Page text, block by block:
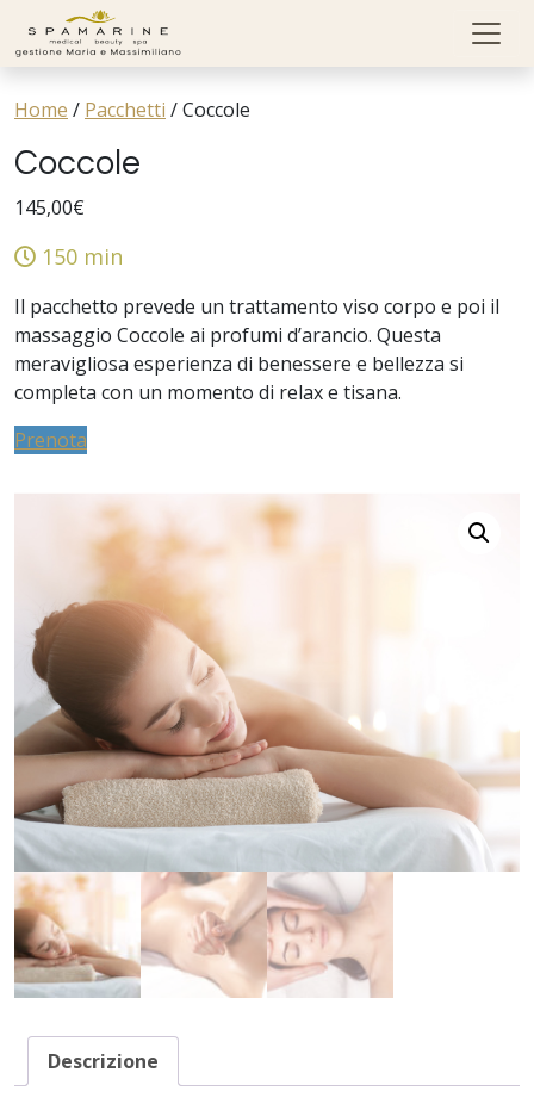
Skip to content
Home / Pacchetti /Coccole
Coccole
145,00€
150 min
Il pacchetto prevede un trattamento viso corpo e poi il
massaggio Coccole ai profumi d’arancio. Questa
meravigliosa esperienza di benessere e bellezza si
completa con un momento di relax e tisana.
Prenota
Descrizione